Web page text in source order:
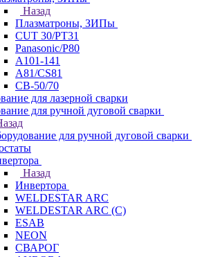
Назад
Плазматроны, ЗИПы
CUT 30/PT31
Panasonic/P80
А101-141
А81/CS81
СВ-50/70
для лазерной сварки
для ручной дуговой сварки
для ручной дуговой сварки
Назад
Инвертора
WELDESTAR ARC
WELDESTAR ARC (С)
ESAB
NEON
СВАРОГ